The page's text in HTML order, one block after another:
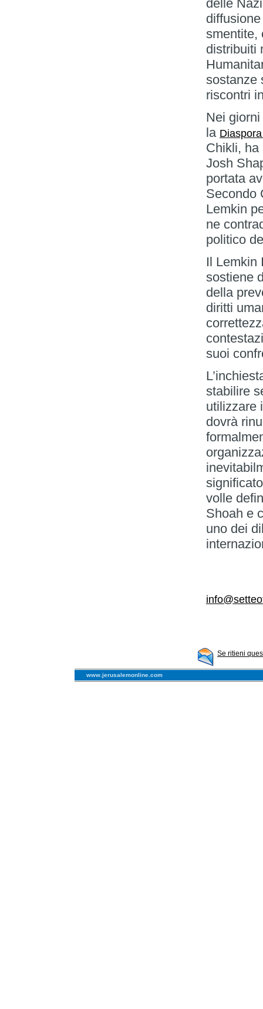
delle
smentite,
distribuiti
sostanze
riscontri
Nei
la
Chikli, ha
Josh
portata
Secondo
Lemkin
ne
politico
Il Lemkin
sostiene
della
diritti
suoi
stabilire
utilizzare
dovrà
volle
Shoah e
uno dei
Se ritieni
www.jerusalemonline.com